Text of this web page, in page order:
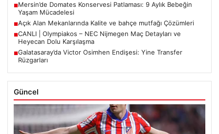
■Mersin’de Domates Konservesi Patlaması: 9 Aylık Bebeğin
Yaşam Mücadelesi
■Açık Alan Mekanlarında Kalite ve bahçe mutfağı Çözümleri
■CANLI | Olympiakos – NEC Nijmegen Maç Detayları ve
Heyecan Dolu Karşılaşma
■Galatasaray’da Victor Osimhen Endişesi: Yine Transfer
Rüzgarları
Güncel